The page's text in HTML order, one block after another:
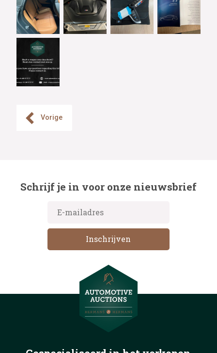
Vorige
Schrijf je in voor onze nieuwsbrief